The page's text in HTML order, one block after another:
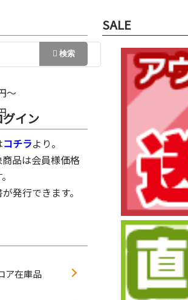
SALE
～
イン
コチラより。
品は会員様価格
発行できます。
ア在庫品